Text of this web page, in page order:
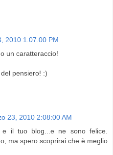
2010 1:07:00 PM
un caratteraccio!
pensiero! :)
23, 2010 2:08:00 AM
il tuo blog...e ne sono felice.
ma spero scoprirai che è meglio